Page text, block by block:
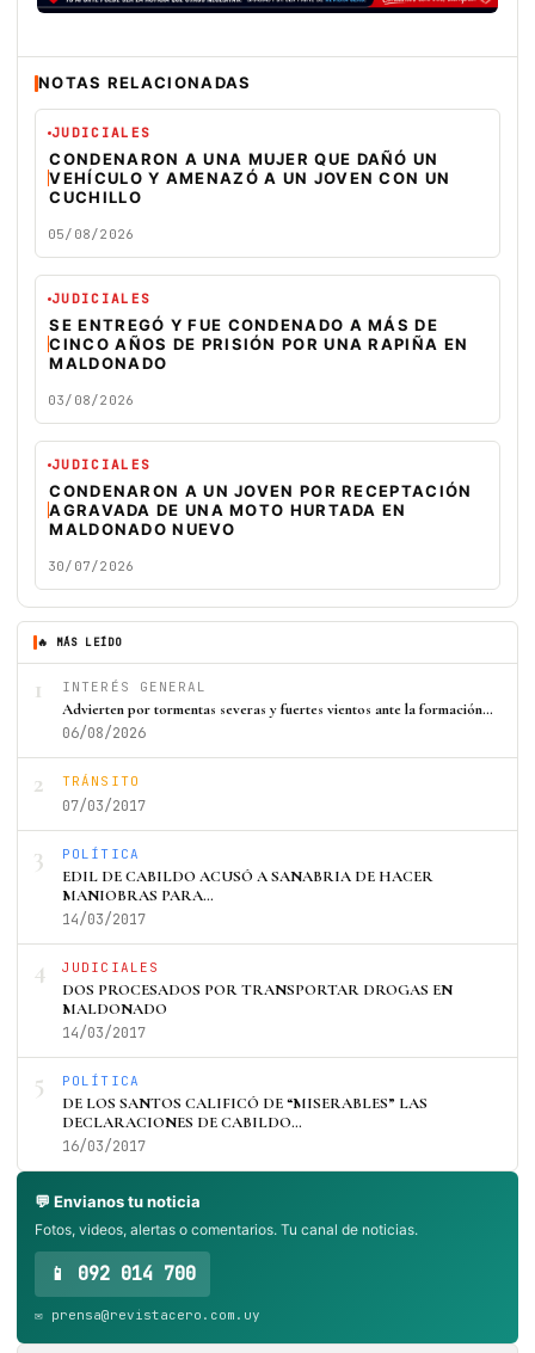
NOTAS RELACIONADAS
JUDICIALES
CONDENARON A UNA MUJER QUE DAÑÓ UN
VEHÍCULO Y AMENAZÓ A UN JOVEN CON UN
CUCHILLO
05/08/2026
JUDICIALES
SE ENTREGÓ Y FUE CONDENADO A MÁS DE
CINCO AÑOS DE PRISIÓN POR UNA RAPIÑA EN
MALDONADO
03/08/2026
JUDICIALES
CONDENARON A UN JOVEN POR RECEPTACIÓN
AGRAVADA DE UNA MOTO HURTADA EN
MALDONADO NUEVO
30/07/2026
🔥 MÁS LEÍDO
1 INTERÉS GENERAL
Advierten por tormentas severas y fuertes vientos ante la formación…
06/08/2026
2 TRÁNSITO
07/03/2017
3 POLÍTICA
EDIL DE CABILDO ACUSÓ A SANABRIA DE HACER
MANIOBRAS PARA…
14/03/2017
4 JUDICIALES
DOS PROCESADOS POR TRANSPORTAR DROGAS EN
MALDONADO
14/03/2017
5 POLÍTICA
DE LOS SANTOS CALIFICÓ DE “MISERABLES” LAS
DECLARACIONES DE CABILDO…
16/03/2017
💬 Envianos tu noticia
Fotos, videos, alertas o comentarios. Tu canal de noticias.
📱 092 014 700
✉️ prensa@revistacero.com.uy